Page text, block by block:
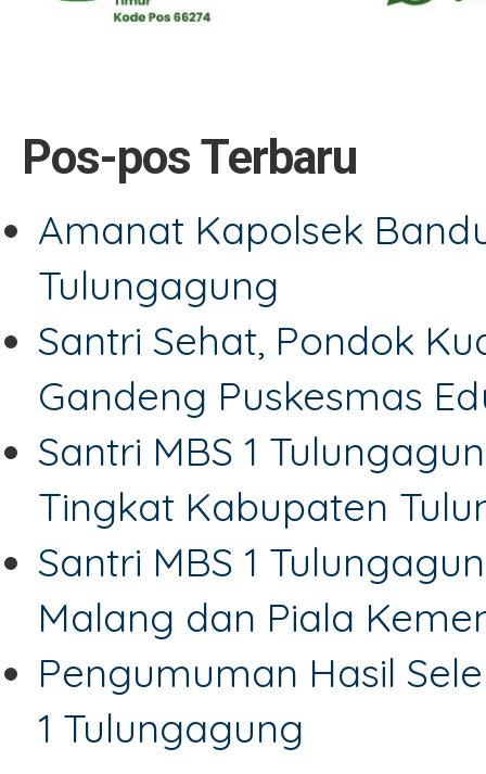
Pos-pos Terbaru
Amanat Kapolsek
Tulungagung
Santri Sehat, Pondok
Gandeng Puskesmas
Santri MBS 1
Tingkat Kabupaten
Santri MBS 1
Malang dan Piala
Pengumuman Hasil
1 Tulungagung